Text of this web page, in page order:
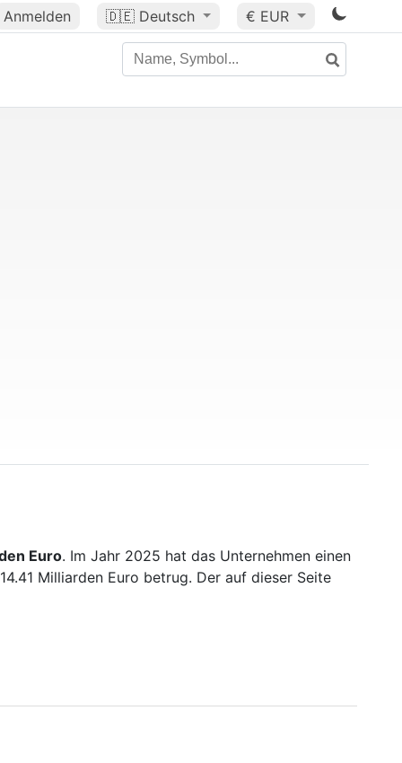
Anmelden 🇩🇪 Deutsch € EUR
Euro. Im Jahr 2025 hat das Unternehmen einen
Milliarden Euro betrug. Der auf dieser Seite